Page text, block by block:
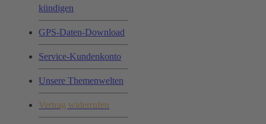
kündigen
GPS-Daten-Download
Service-Kundenkonto
Unsere Themenwelten
Vertrag widerrufen